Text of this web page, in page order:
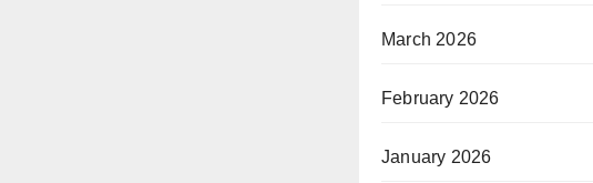
March 2026
February 2026
January 2026